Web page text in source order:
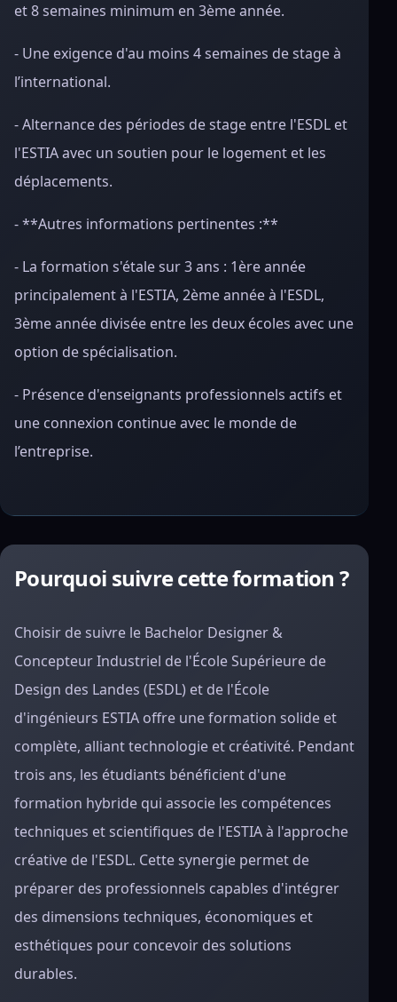
et 8 semaines minimum en 3ème année.
- Une exigence d'au moins 4 semaines de stage à
l’international.
- Alternance des périodes de stage entre l'ESDL et
l'ESTIA avec un soutien pour le logement et les
déplacements.
- **Autres informations pertinentes :**
- La formation s'étale sur 3 ans : 1ère année
principalement à l'ESTIA, 2ème année à l'ESDL,
3ème année divisée entre les deux écoles avec une
option de spécialisation.
- Présence d'enseignants professionnels actifs et
une connexion continue avec le monde de
l’entreprise.
Pourquoi suivre cette formation ?
Choisir de suivre le Bachelor Designer &
Concepteur Industriel de l'École Supérieure de
Design des Landes (ESDL) et de l'École
d'ingénieurs ESTIA offre une formation solide et
complète, alliant technologie et créativité. Pendant
trois ans, les étudiants bénéficient d'une
formation hybride qui associe les compétences
techniques et scientifiques de l'ESTIA à l'approche
créative de l'ESDL. Cette synergie permet de
préparer des professionnels capables d'intégrer
des dimensions techniques, économiques et
esthétiques pour concevoir des solutions
durables.